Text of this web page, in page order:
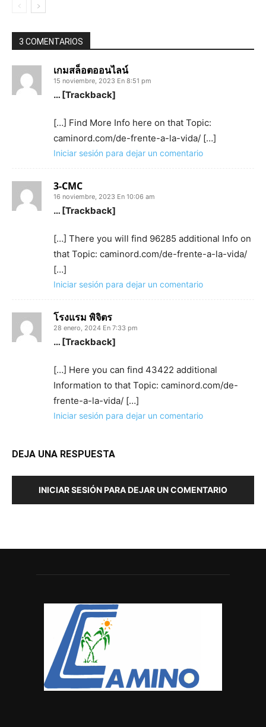
3 COMENTARIOS
เกมสล็อตออนไลน์
15 noviembre, 2023 En 8:51 pm
… [Trackback]
[…] Find More Info here on that Topic:
caminord.com/de-frente-a-la-vida/ […]
Iniciar sesión para dejar un comentario
3-CMC
16 noviembre, 2023 En 10:06 am
… [Trackback]
[…] There you will find 96285 additional Info on
that Topic: caminord.com/de-frente-a-la-vida/
[…]
Iniciar sesión para dejar un comentario
โรงแรม พิจิตร
28 enero, 2024 En 7:33 pm
… [Trackback]
[…] Here you can find 43422 additional
Information to that Topic: caminord.com/de-
frente-a-la-vida/ […]
Iniciar sesión para dejar un comentario
DEJA UNA RESPUESTA
INICIAR SESIÓN PARA DEJAR UN COMENTARIO